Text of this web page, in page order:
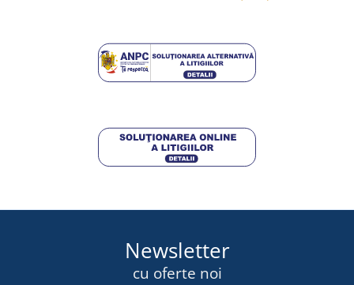
130,50 lei
Newsletter
cu oferte noi